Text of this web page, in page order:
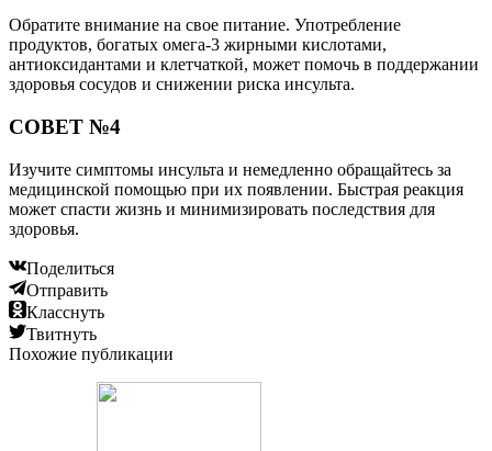
Обратите внимание на свое питание. Употребление
продуктов, богатых омега-3 жирными кислотами,
антиоксидантами и клетчаткой, может помочь в поддержании
здоровья сосудов и снижении риска инсульта.
СОВЕТ №4
Изучите симптомы инсульта и немедленно обращайтесь за
медицинской помощью при их появлении. Быстрая реакция
может спасти жизнь и минимизировать последствия для
здоровья.
Поделиться
Отправить
Класснуть
Твитнуть
Похожие публикации